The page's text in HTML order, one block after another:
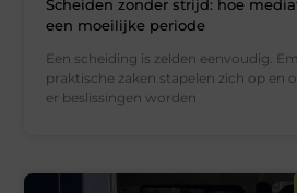
Scheiden zonder strijd: hoe
een moeilijke periode
Een scheiding is zelden eenvoudig.
praktische zaken stapelen zich op en
er beslissingen worden